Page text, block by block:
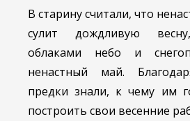
В старину считали, что
сулит дождливую
облаками небо и
ненастный май.
предки знали, к чему им
построить свои весенние